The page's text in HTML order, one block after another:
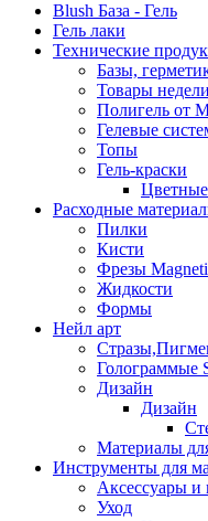
Blush База - Гель
Гель лаки
Технические
Базы,
Товары недели
Полигель от
Гелевые
Топы
Гель-краски
Расходные
Пилки
Кисти
Фрезы
Жидкости
Формы
Нейл арт
Голограммые
Дизайн
Дизайн
Материалы
Инструменты для
Аксессуары и
Уход